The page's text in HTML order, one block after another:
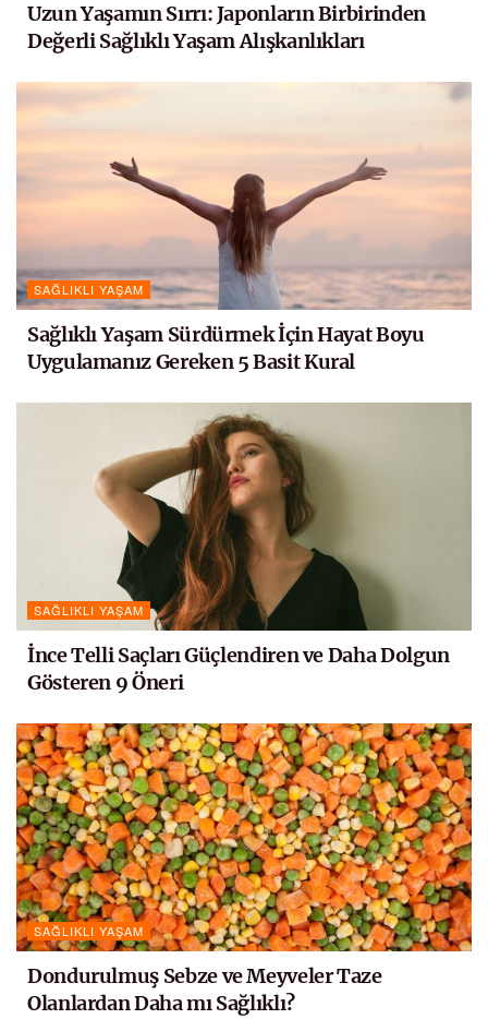
Uzun Yaşamın Sırrı: Japonların Birbirinden
Değerli Sağlıklı Yaşam Alışkanlıkları
SAĞLIKLI YAŞAM
Sağlıklı Yaşam Sürdürmek İçin Hayat Boyu
Uygulamanız Gereken 5 Basit Kural
SAĞLIKLI YAŞAM
İnce Telli Saçları Güçlendiren ve Daha Dolgun
Gösteren 9 Öneri
SAĞLIKLI YAŞAM
Dondurulmuş Sebze ve Meyveler Taze
Olanlardan Daha mı Sağlıklı?